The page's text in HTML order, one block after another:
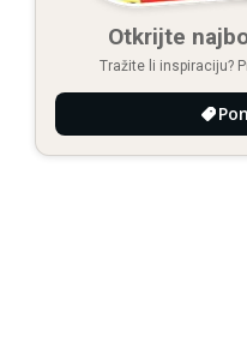
Otkrijte
Tražite li inspiraciju?